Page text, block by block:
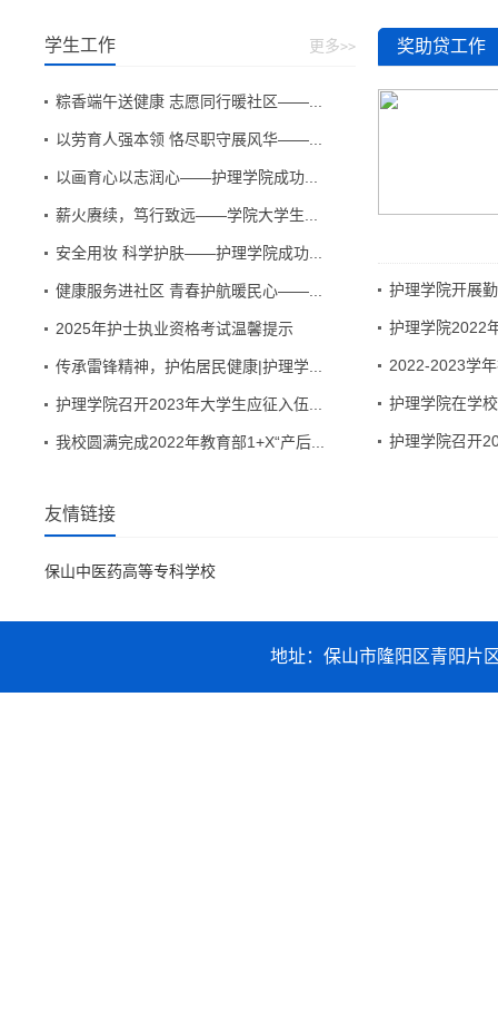
学生工作 更多>>
粽香端午送健康 志愿同行暖社区——...
以劳育人强本领 恪尽职守展风华——...
以画育心以志润心——护理学院成功...
薪火赓续，笃行致远——学院大学生...
安全用妆 科学护肤——护理学院成功...
健康服务进社区 青春护航暖民心——...
2025年护士执业资格考试温馨提示
传承雷锋精神，护佑居民健康|护理学...
护理学院召开2023年大学生应征入伍...
我校圆满完成2022年教育部1+X“产后...
奖助贷工作
护理学院开展
护理学院2022
2022-2023学
护理学院在学
护理学院召开
友情链接
保山中医药高等专科学校
地址：保山市隆阳区青阳片